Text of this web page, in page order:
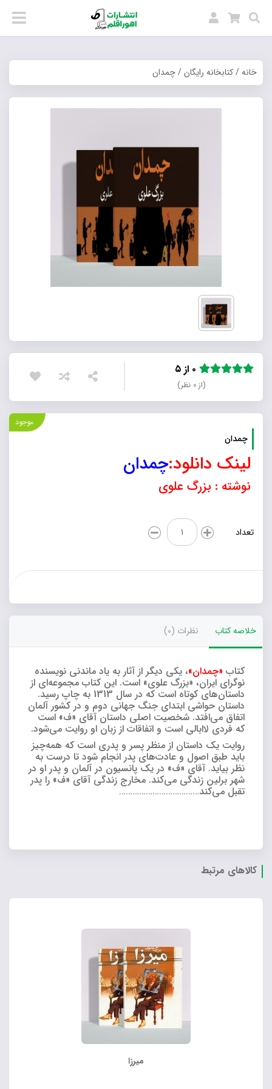
خانه/کتابخانه رایگان/ چمدان
(از ۰ نظر)
موجود
چمدان
لینک دانلود:چمدان
نوشته : بزرگ علوی
تعداد
چمدان
عدد
خلاصه کتاب نظرات (0)
کتاب «چمدان»، یکی دیگر از آثار به‌ یاد ماندنی نویسنده
نوگرای ایران، «بزرگ علوی» است. این کتاب مجموعه‌ای از
داستان‌های کوتاه است که در سال 1313 به چاپ رسید.
داستان حواشی ابتدای جنگ جهانی دوم و در کشور آلمان
اتفاق می‌افتد. شخصیت اصلی داستان آقای «ف» است
که فردی لاابالی است و اتفاقات از زبان او روایت می‌شود.
روایت یک داستان از منظر پسر و پدری است که همه‌چیز
باید طبق اصول و عادت‌های پدر انجام شود تا درست به
نظر بیاید. آقای «ف» در یک پانسیون در آلمان و پدر او در
شهر برلین زندگی می‌کند. مخارج زندگی آقای «ف» را پدر
تقبل می‌کند………………………………
کالاهای مرتبط
میرزا